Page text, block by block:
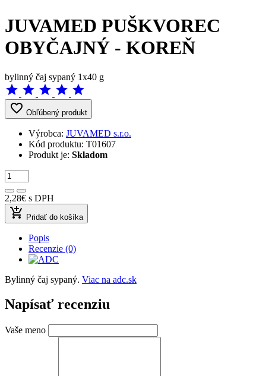
JUVAMED PUŠKVOREC
OBYČAJNÝ - KOREŇ
bylinný čaj sypaný 1x40 g
star star star star star
favorite_border Obľúbený produkt
Výrobca: JUVAMED s.r.o.
Kód produktu: T01607
Produkt je: Skladom
2,28€ s DPH
add_shopping_cart Pridať do košíka
Popis
Recenzie (0)
Bylinný čaj sypaný. Viac na adc.sk
Napísať recenziu
Vaše meno